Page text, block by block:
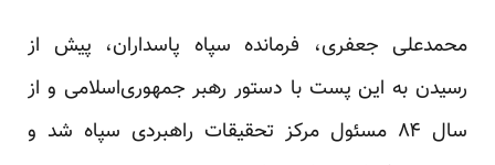
محمدعلی جعفری، فرمانده سپاه پاسداران، پیش از
رسیدن به این پست با دستور رهبر جمهوری‌اسلامی و از
سال ۸۴ مسئول مرکز تحقیقات راهبردی سپاه شد و